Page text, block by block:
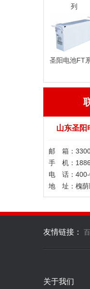
列
圣阳电池FT
山东圣阳
邮 箱：
手 机：
电 话：400-
地 址：槐荫
友情链接：
关于我们